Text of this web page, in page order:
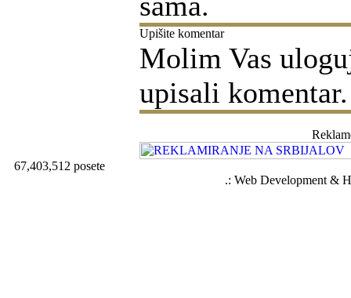
Upišite komentar
Molim Vas
upisali komentar.
67,403,512 posete
.: Web Development &